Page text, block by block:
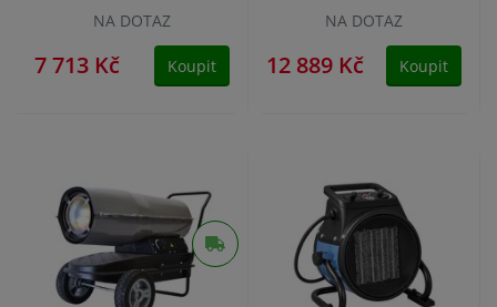
NA DOTAZ
7 713 Kč Koupit
NA DOTAZ
12 889 Kč Koupit